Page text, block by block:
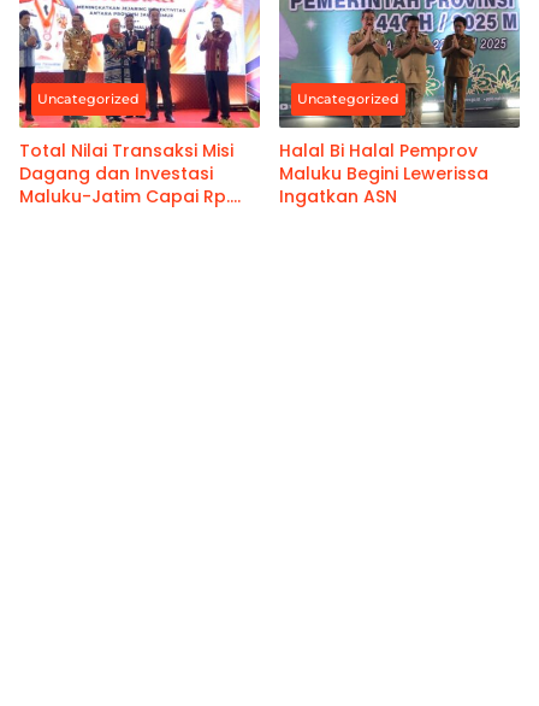
Uncategorized
Total Nilai Transaksi Misi
Dagang dan Investasi
Maluku-Jatim Capai Rp.
Uncategorized
Halal Bi Halal Pemprov
Maluku Begini Lewerissa
Ingatkan ASN